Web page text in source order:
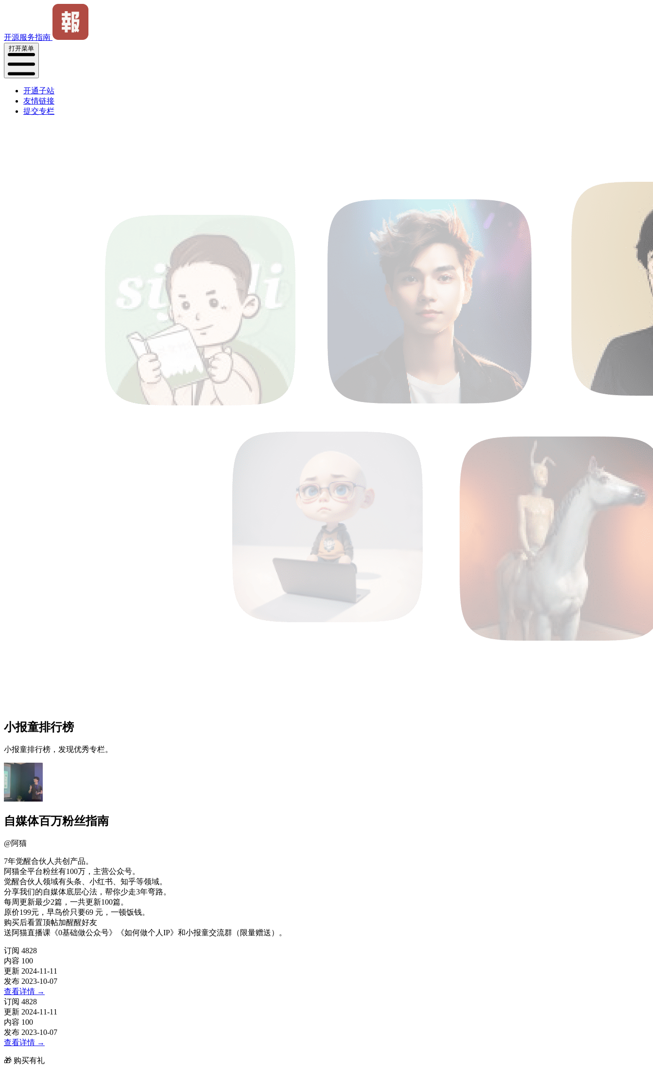
开源服务指南
打开菜单
开通子站
友情链接
提交专栏
小报童排行榜
小报童排行榜，发现优秀专栏。
自媒体百万粉丝指南
@阿猫
7年觉醒合伙人共创产品。
阿猫全平台粉丝有100万，主营公众号。
觉醒合伙人领域有头条、小红书、知乎等领域。
分享我们的自媒体底层心法，帮你少走3年弯路。
每周更新最少2篇，一共更新100篇。
原价199元，早鸟价只要69 元，一顿饭钱。
购买后看置顶帖加醒醒好友
送阿猫直播课《0基础做公众号》《如何做个人IP》和小报童交流群（限量赠送）。
订阅 4828
内容 100
更新 2024-11-11
发布 2023-10-07
查看详情 →
订阅 4828
更新 2024-11-11
内容 100
发布 2023-10-07
查看详情 →
🎁 购买有礼